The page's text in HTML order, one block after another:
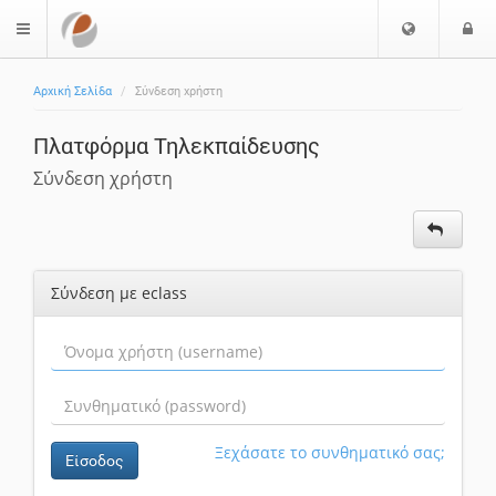
$langMenu
Επιλογή
Αρχική Σελίδα Σύνδεση χρήστη
Πλατφόρμα Τηλεκπαίδευσης
Σύνδεση χρήστη
Σύνδεση με eclass
Είσοδος Ξεχάσατε το συνθηματικό σας;